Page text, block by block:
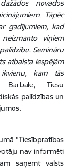
novados
Tāpēc
gadījumiem, kad
viņiem
Semināru
atbalsta iespējām
kam tās
Bārbale, Tiesu
palīdzības un
“Tiesībpratības
nav informēti
saņemt valsts